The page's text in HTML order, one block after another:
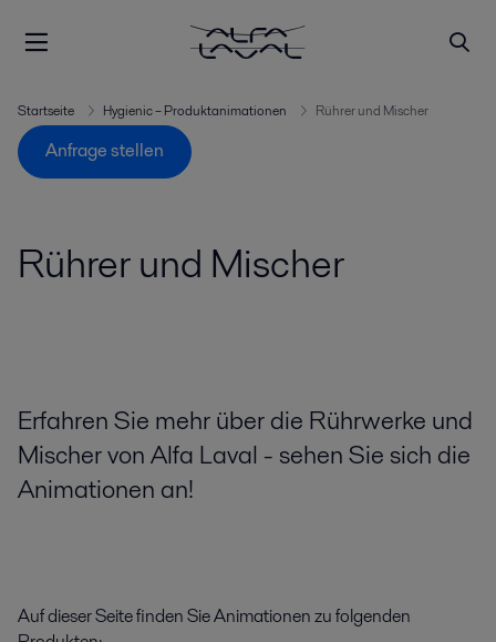
Startseite Hygienic – Produktanimationen Rührer und Mischer
Anfrage stellen
Rührer und Mischer
Erfahren Sie mehr über die Rührwerke und
Mischer von Alfa Laval - sehen Sie sich die
Animationen an!
Auf dieser Seite finden Sie Animationen zu folgenden